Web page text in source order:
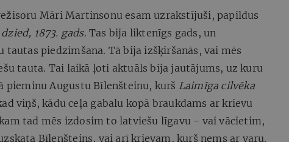
Māri Martinsonu esam uzrakstījuši, papildus
1873. gads. Tas bija liktenīgs gads, un
tautas piedzimšana. Tā bija izšķiršanās, vai mēs
tauta. Tai laikā ļoti aktuāls bija jautājums, uz kuru
pieminu Augustu Bīlenšteinu, kurš Laimīga cilvēka
viņš, kādu ceļa gabalu kopā braukdams ar krievu
tad mēs izdosim to latviešu līgavu - vai vācietim,
Bīlenšteins, vai arī krievam, kurš ņems ar varu.